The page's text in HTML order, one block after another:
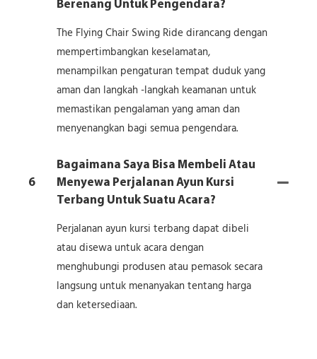
Berenang Untuk Pengendara?
The Flying Chair Swing Ride dirancang dengan
mempertimbangkan keselamatan,
menampilkan pengaturan tempat duduk yang
aman dan langkah -langkah keamanan untuk
memastikan pengalaman yang aman dan
menyenangkan bagi semua pengendara.
6
Bagaimana Saya Bisa Membeli Atau
Menyewa Perjalanan Ayun Kursi
Terbang Untuk Suatu Acara?
Perjalanan ayun kursi terbang dapat dibeli
atau disewa untuk acara dengan
menghubungi produsen atau pemasok secara
langsung untuk menanyakan tentang harga
dan ketersediaan.